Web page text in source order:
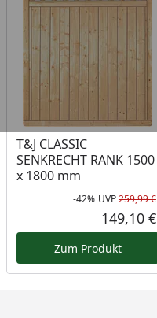
T&J CLASSIC
SENKRECHT RANK 1500
x 1800 mm
-42% UVP259,99 €
149,10 €
Zum Produkt